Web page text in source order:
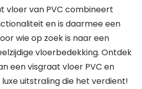
vloer van PVC combineert
en is daarmee een
wie op zoek is naar een
vloerbedekking. Ontdek
een visgraat vloer PVC en
uitstraling die het verdient!